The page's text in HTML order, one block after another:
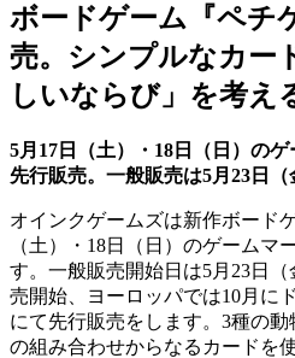
ボードゲーム『ペチ
売。シンプルなカー
しいならび」を考え
5月17日（土）・18日（日）の
先行販売。一般販売は5月23日（
オインクゲームズは新作ボード
（土）・18日（日）のゲームマ
す。一般販売開始日は5月23日
売開始、ヨーロッパでは10月に
にて先行販売をします。3種の
の組み合わせからなるカードを